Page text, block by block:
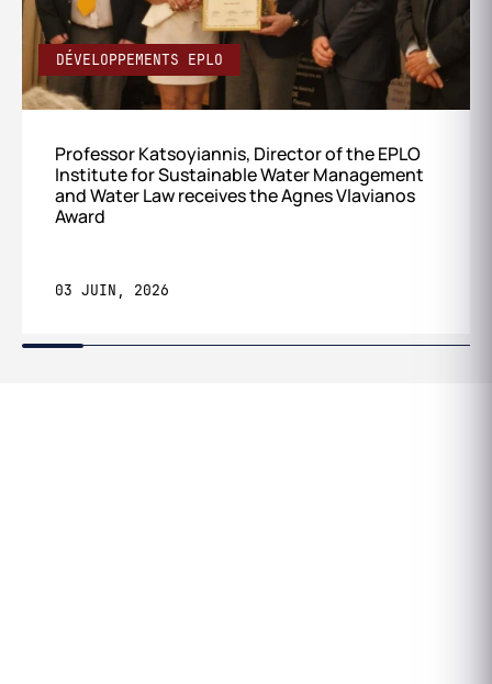
DÉVELOPPEMENTS EPLO
Professor Katsoyiannis, Director of the EPLO
Institute for Sustainable Water Management
and Water Law receives the Agnes Vlavianos
Award
03 JUIN, 2026